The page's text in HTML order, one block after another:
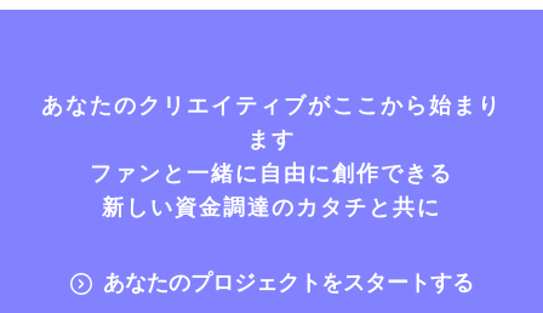
あなたのクリエイティブがここから始まり
ます
ファンと一緒に自由に創作できる
新しい資金調達のカタチと共に
あなたのプロジェクトをスタートする